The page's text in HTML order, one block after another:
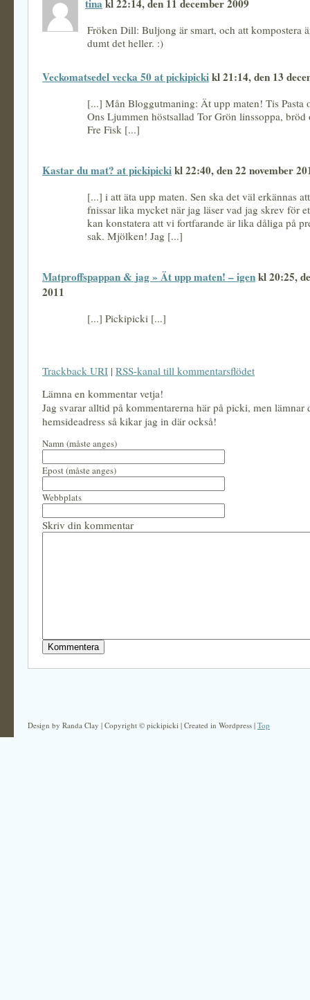
tina kl 22:14, den 11 december 2009
Fröken Dill: Buljong är smart, och att kompostera
dumt det heller. :)
Veckomatsedel vecka 50 at pickipickikl 21:14, den 13
[...] Mån Bloggutmaning: Ät upp maten! Tis Pasta
Ons Ljummen höstsallad Tor Grön linssoppa, bröd
Fre Fisk [...]
Kastar du mat? at pickipickikl 22:40, den 22 november
[...] i att äta upp maten. Sen ska det väl erkännas
fnissar lika mycket när jag läser vad jag skrev för
kan konstatera att vi fortfarande är lika dåliga på
sak. Mjölken! Jag [...]
Matproffspappan & jag » Ät upp maten! – igenkl 20:25,
2011
[...] Pickipicki [...]
Trackback URI | RSS-kanal till kommentarsflödet
Lämna en kommentar vetja!
Jag svarar alltid på kommentarerna här på picki, men lämnar
hemsideadress så kikar jag in där också!
Namn (måste anges)
Epost (måste anges)
Webbplats
Skriv din kommentar
Design by Randa Clay | Copyright © pickipicki | Created in Wordpress | Top